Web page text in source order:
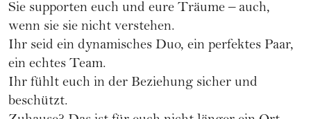
Sie supporten euch und eure Träume – auch,
wenn sie sie nicht verstehen.
Ihr seid ein dynamisches Duo, ein perfektes Paar,
ein echtes Team.
Ihr fühlt euch in der Beziehung sicher und
beschützt.